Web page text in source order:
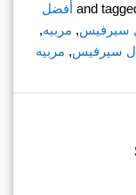
أفضل
سيرفيس, مربيه,
سيرفيس, مربيه